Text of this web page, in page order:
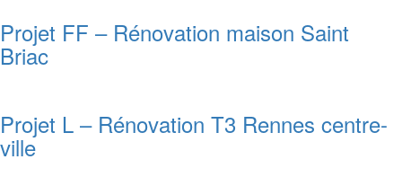
Projet FF – Rénovation maison Saint
Briac
Projet L – Rénovation T3 Rennes centre-
ville